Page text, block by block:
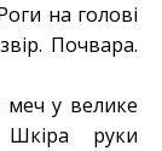
на голові
Почвара.
меч у велике
руки